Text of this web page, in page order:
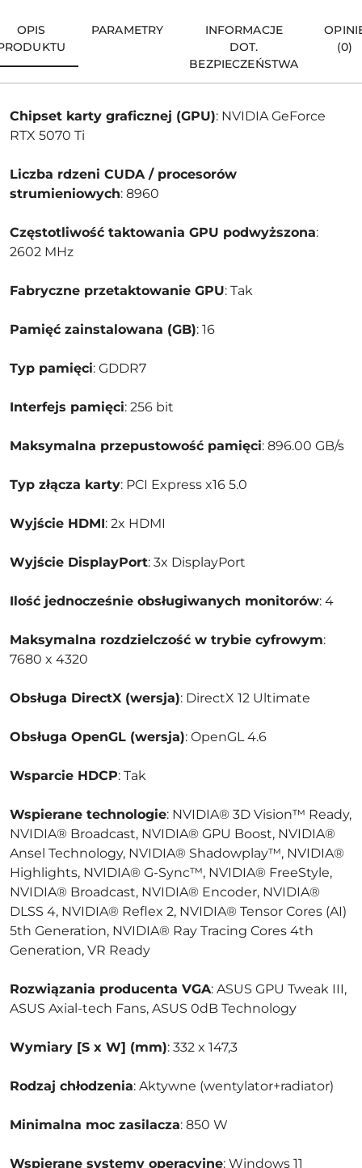
OPIS
PARAMETRY
INFORMACJE
DOT.
BEZPIECZEŃSTWA
(0)
Chipset karty graficznej (GPU): NVIDIA GeForce
RTX 5070 Ti
Liczba rdzeni CUDA / procesorów
strumieniowych: 8960
Częstotliwość taktowania GPU podwyższona:
2602 MHz
Fabryczne przetaktowanie GPU: Tak
Pamięć zainstalowana (GB): 16
Typ pamięci: GDDR7
Interfejs pamięci: 256 bit
Maksymalna przepustowość pamięci: 896.00 GB/s
Typ złącza karty: PCI Express x16 5.0
Wyjście HDMI: 2x HDMI
Wyjście DisplayPort: 3x DisplayPort
Ilość jednocześnie obsługiwanych monitorów: 4
Maksymalna rozdzielczość w trybie cyfrowym:
7680 x 4320
Obsługa DirectX (wersja): DirectX 12 Ultimate
Obsługa OpenGL (wersja): OpenGL 4.6
Wsparcie HDCP: Tak
Wspierane technologie: NVIDIA® 3D Vision™ Ready,
NVIDIA® Broadcast, NVIDIA® GPU Boost, NVIDIA®
Ansel Technology, NVIDIA® Shadowplay™, NVIDIA®
Highlights, NVIDIA® G-Sync™, NVIDIA® FreeStyle,
NVIDIA® Broadcast, NVIDIA® Encoder, NVIDIA®
DLSS 4, NVIDIA® Reflex 2, NVIDIA® Tensor Cores (AI)
5th Generation, NVIDIA® Ray Tracing Cores 4th
Generation, VR Ready
Rozwiązania producenta VGA: ASUS GPU Tweak III,
ASUS Axial-tech Fans, ASUS 0dB Technology
Wymiary [S x W] (mm): 332 x 147,3
Rodzaj chłodzenia: Aktywne (wentylator+radiator)
Minimalna moc zasilacza: 850 W
Wspierane systemy operacyjne: Windows 11